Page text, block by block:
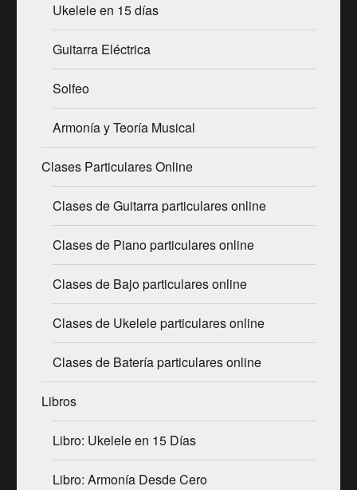
Ukelele en 15 días
Guitarra Eléctrica
Solfeo
Armonía y Teoría Musical
Clases Particulares Online
Clases de Guitarra particulares online
Clases de Piano particulares online
Clases de Bajo particulares online
Clases de Ukelele particulares online
Clases de Batería particulares online
Libros
Libro: Ukelele en 15 Días
Libro: Armonía Desde Cero